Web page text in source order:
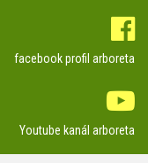
facebook profil arboreta
Youtube kanál arboreta